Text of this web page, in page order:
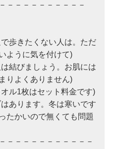
－－－－－－－－－－
歩きたくない人は。ただ
ように気を付けて)
結びましょう。お肌には
りよくありません)
ル1枚はセット料金です)
あります。冬は寒いです
たかいので無くても問題
－－－－－－－－－－－